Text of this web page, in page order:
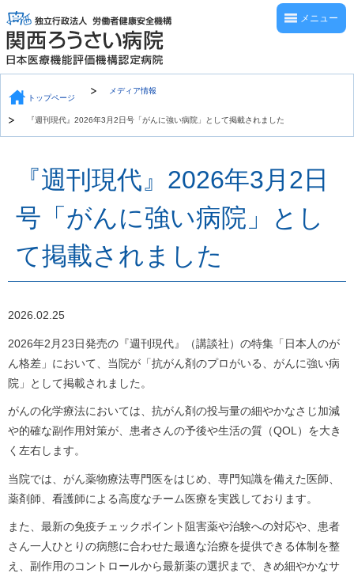
メニュー
トップページ
メディア情報
『週刊現代』2026年3月2日号「がんに強い病院」として掲載されました
『週刊現代』2026年3月2日
号「がんに強い病院」とし
て掲載されました
2026.02.25
2026年2月23日発売の『週刊現代』（講談社）の特集「日本人のが
ん格差」において、当院が「抗がん剤のプロがいる、がんに強い病
院」として掲載されました。
がんの化学療法においては、抗がん剤の投与量の細やかなさじ加減
や的確な副作用対策が、患者さんの予後や生活の質（QOL）を大き
く左右します。
当院では、がん薬物療法専門医をはじめ、専門知識を備えた医師、
薬剤師、看護師による高度なチーム医療を実践しております。
また、最新の免疫チェックポイント阻害薬や治験への対応や、患者
さん一人ひとりの病態に合わせた最適な治療を提供できる体制を整
え、副作用のコントロールから最新薬の選択まで、きめ細やかなサ